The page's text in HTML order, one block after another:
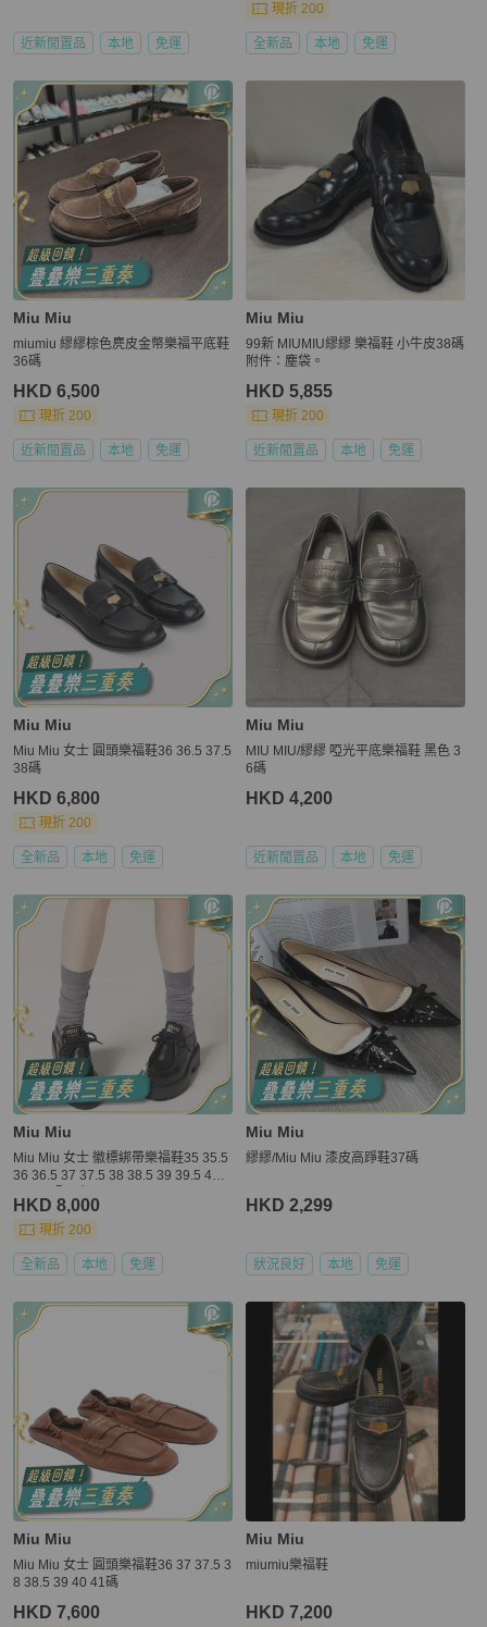
近新閒置品 本地 免運
現折 200
全新品 本地 免運
Miu Miu
miumiu 繆繆棕色麂皮金幣樂福平底鞋
36碼
HKD 6,500
現折 200
近新閒置品 本地 免運
Miu Miu
99新 MIUMIU繆繆 樂福鞋 小牛皮38碼
附件：塵袋。
HKD 5,855
現折 200
近新閒置品 本地 免運
Miu Miu
Miu Miu 女士 圓頭樂福鞋36 36.5 37.5
38碼
HKD 6,800
現折 200
全新品 本地 免運
Miu Miu
MIU MIU/繆繆 啞光平底樂福鞋 黑色 3
6碼
HKD 4,200
近新閒置品 本地 免運
Miu Miu
Miu Miu 女士 徽標綁帶樂福鞋35 35.5
36 36.5 37 37.5 38 38.5 39 39.5 40 4
HKD 8,000
現折 200
全新品 本地 免運
Miu Miu
繆繆/Miu Miu 漆皮高踭鞋37碼
HKD 2,299
狀況良好 本地 免運
Miu Miu
Miu Miu 女士 圓頭樂福鞋36 37 37.5 3
8 38.5 39 40 41碼
HKD 7,600
Miu Miu
miumiu樂福鞋
HKD 7,200